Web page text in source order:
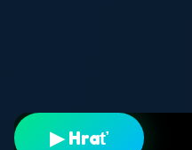
▶ Hrať